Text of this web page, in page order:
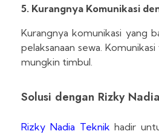
5. Kurangnya Komunikasi
Kurangnya komunikasi yang
pelaksanaan sewa.
mungkin timbul.
Solusi dengan Rizky
Rizky Nadia Teknik hadir